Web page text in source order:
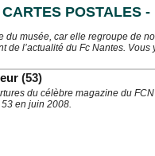
POSTALES
du musée, car elle regroupe de
de l’actualité du Fc Nantes.
(53)
du célèbre magazine du
en juin 2008.